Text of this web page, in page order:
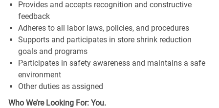
Provides and accepts recognition and constructive
feedback
Adheres to all labor laws, policies, and procedures
Supports and participates in store shrink reduction
goals and programs
Participates in safety awareness and maintains a safe
environment
Other duties as assigned
Who We’re Looking For: You.